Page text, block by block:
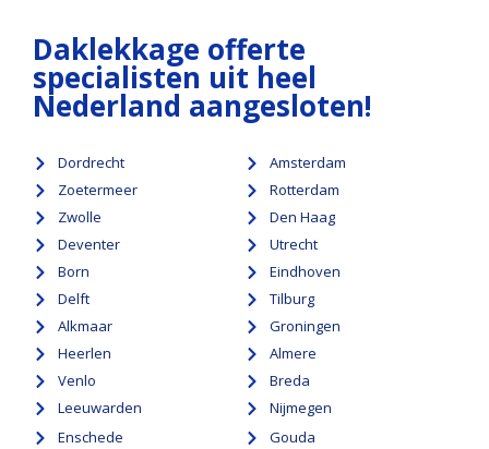
Daklekkage offerte
specialisten uit heel
Nederland aangesloten!
Dordrecht
Zoetermeer
Zwolle
Deventer
Born
Delft
Alkmaar
Heerlen
Venlo
Leeuwarden
Amsterdam
Rotterdam
Den Haag
Utrecht
Eindhoven
Tilburg
Groningen
Almere
Breda
Nijmegen
Enschede
Gouda